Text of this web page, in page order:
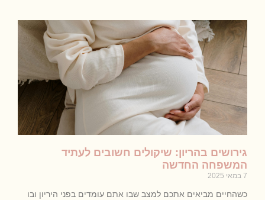
גירושים בהריון: שיקולים חשובים לעתיד
המשפחה החדשה
7 במאי 2025
כשהחיים מביאים אתכם למצב שבו אתם עומדים בפני היריון ובו